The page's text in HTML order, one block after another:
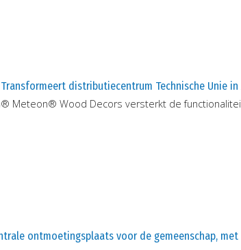
distributiecentrum Technische Unie in
Meteon® Wood Decors versterkt de
ontmoetingsplaats voor de gemeenschap,